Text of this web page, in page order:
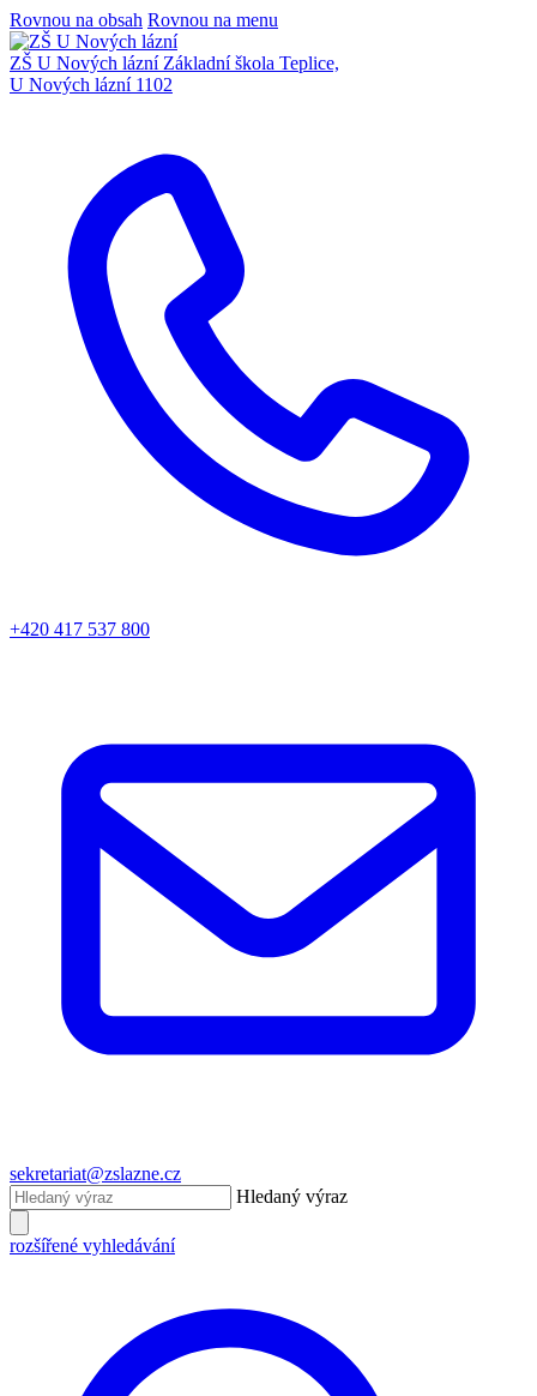
Rovnou na obsah Rovnou na menu
ZŠ U Nových lázní Základní škola Teplice,
U Nových lázní 1102
+420 417 537 800
sekretariat@zslazne.cz
Hledaný výraz
rozšířené vyhledávání